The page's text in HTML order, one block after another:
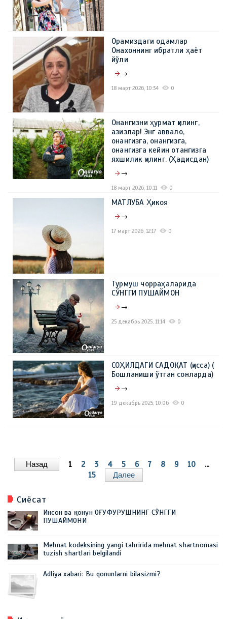
Орамиздаги одамлар
Онахоннинг ибратли ҳаёт
йўли
→
18 март 2026, 10:34 0
Онангизни ҳурмат қилинг,
азизлар! Энг аввало,
онангизга, онангизга,
онангизга кейин отангизга
яхшилик қилинг. (Ҳадисдан)
→
18 март 2026, 10:11 0
МАТЛУБА Ҳикоя
→
17 март 2026, 12:17 0
Турмуш чорраҳаларида
СЎНГГИ ПУШАЙМОН
→
25 декабрь 2025, 11:14 0
СОҲИЛДАГИ САДОҚАТ (қисса) (
Бошланиши ўтган сонларда)
→
19 декабрь 2025, 10:06 0
Назад 1 2 3 4 5 6 7 8 9 10
...
15
Далее
Сиёсат
Инсон ва қонун ОҒУФУРУШНИНГ СЎНГГИ
ПУШАЙМОНИ
Mehnat kodeksining yangi tahririda mehnat shartnomasi
tuzish shartlari belgilandi
Adliya xabari: Bu qonunlarni bilasizmi?